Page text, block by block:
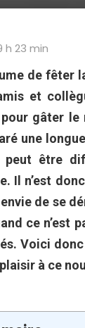
h 23 min
de fêter
et
gâter le
une longue
peut être
Il n’est
de se
ce n’est
Voici
à ce